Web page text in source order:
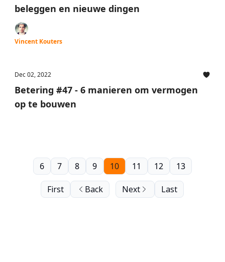
beleggen en nieuwe dingen
Vincent Kouters
Dec 02, 2022
Betering #47 - 6 manieren om vermogen
op te bouwen
First Back
6 7 8 9 10 11 12 13
Next Last